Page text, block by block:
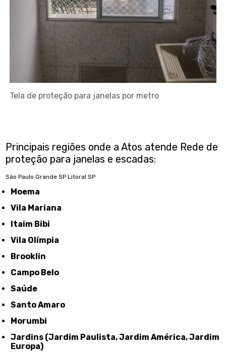
Tela de proteção para janelas por metro
Principais regiões onde a Atos atende Rede de
proteção para janelas e escadas:
São Paulo Grande SP Litoral SP
Moema
Vila Mariana
Itaim Bibi
Vila Olímpia
Brooklin
Campo Belo
Saúde
Santo Amaro
Morumbi
Jardins (Jardim Paulista, Jardim América, Jardim
Europa)